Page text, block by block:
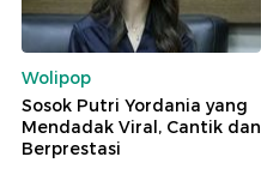
Wolipop
Sosok Putri Yordania yang
Mendadak Viral, Cantik dan
Berprestasi